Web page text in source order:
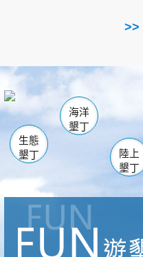
海生館
恆春
龍鑾潭自然中
瓊麻館
關山
白砂
生態
墾丁
海洋
墾丁
陸上
墾丁